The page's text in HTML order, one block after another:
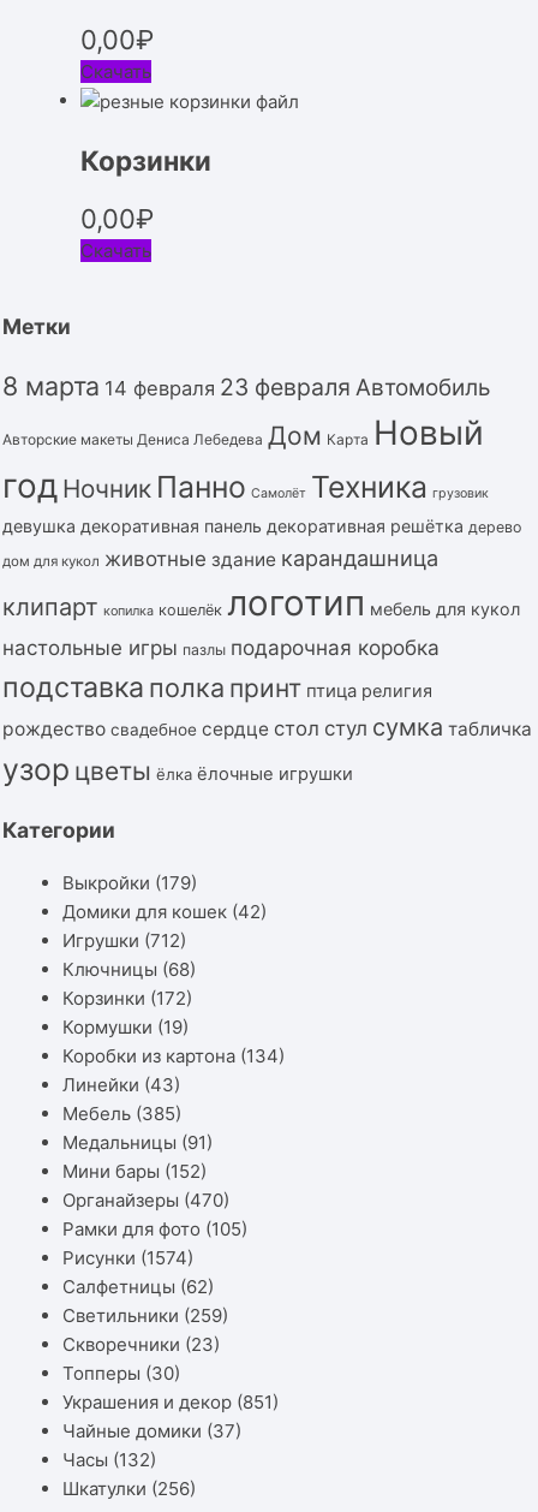
0,00₽
Скачать
Корзинки
0,00₽
Скачать
Метки
8 марта 14 февраля 23 февраля Автомобиль
Авторские макеты Дениса Лебедева Дом Карта Новый
год Ночник Панно Самолёт Техника грузовик
девушка декоративная панель декоративная решётка дерево
дом для кукол животные здание карандашница
клипарт копилка кошелёк логотип мебель для кукол
настольные игры пазлы подарочная коробка
подставка полка принт птица религия
рождество свадебное сердце стол стул сумка табличка
узор цветы ёлка ёлочные игрушки
Категории
Выкройки (179)
Домики для кошек (42)
Игрушки (712)
Ключницы (68)
Корзинки (172)
Кормушки (19)
Коробки из картона (134)
Линейки (43)
Мебель (385)
Медальницы (91)
Мини бары (152)
Органайзеры (470)
Рамки для фото (105)
Рисунки (1574)
Салфетницы (62)
Светильники (259)
Скворечники (23)
Топперы (30)
Украшения и декор (851)
Чайные домики (37)
Часы (132)
Шкатулки (256)